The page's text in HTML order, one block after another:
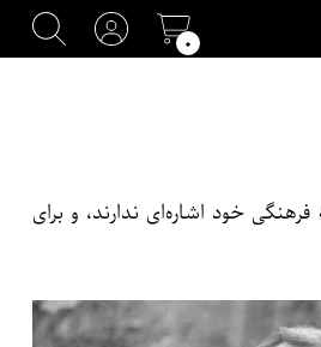
۰
خود اشاره‌‌ای ندارند، و برای